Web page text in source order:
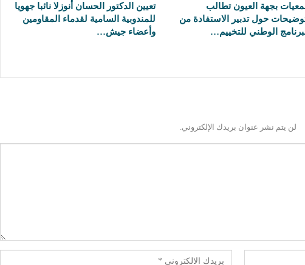
بجهة العيون تطالب
حول تدبير الاستفادة من
الوطني للتخييم…
تعيين الدكتور الحسان أنوزلا نائبا جهويا
للمندوبية السامية لقدماء المقاومين
وأعضاء جيش…
لن يتم نشر عنوان بريدك الإلكتروني.